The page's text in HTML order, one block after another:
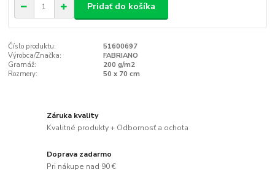
Pridať do košíka
Číslo produktu:
51600697
Výrobca/Značka:
FABRIANO
Gramáž:
200 g/m2
Rozmery:
50 x 70 cm
Záruka kvality
Kvalitné produkty + Odbornosť a ochota
Doprava zadarmo
Pri nákupe nad 90 €